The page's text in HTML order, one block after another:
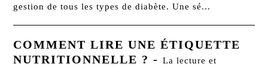
gestion de tous les types de diabète. Une sé...
COMMENT LIRE UNE ÉTIQUETTE
NUTRITIONNELLE ? -La lecture et